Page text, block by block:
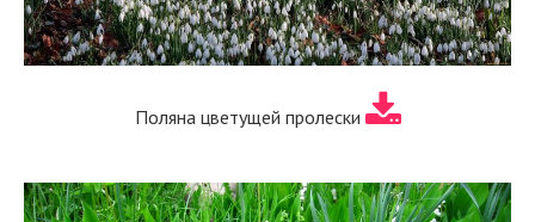
Поляна цветущей пролески